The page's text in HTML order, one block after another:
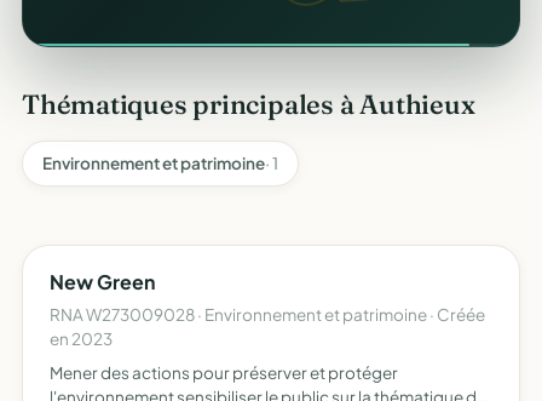
Thématiques principales à Authieux
Environnement et patrimoine· 1
New Green
RNA W273009028 · Environnement et patrimoine · Créée
en 2023
Mener des actions pour préserver et protéger
l'environnement sensibiliser le public sur la thématique de